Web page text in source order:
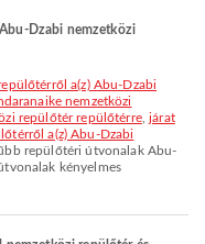
Dzabi nemzetközi
nemzetközi
repülőtér repülőtérre,járat
a(z) Abu-Dzabi
repülőtéri útvonalak Abu-
kényelmes